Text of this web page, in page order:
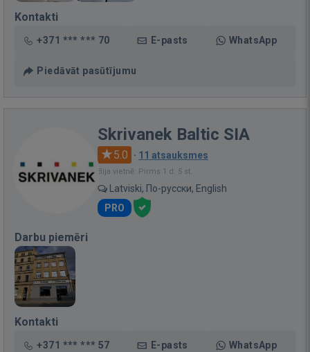
Kontakti
+371 *** *** 70 E-pasts WhatsApp
Piedāvāt pasūtījumu
Skrivanek Baltic SIA
5.0 · 11 atsauksmes
Bija vietnē: Pirms 1 d. 5 st.
Latviski, По-русски, English
PRO
Darbu piemēri
Kontakti
+371 *** *** 57 E-pasts WhatsApp